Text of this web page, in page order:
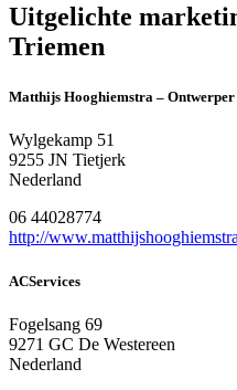
Uitgelichte
Triemen
Matthijs Hooghiemstra –
Wylgekamp 51
9255 JN Tietjerk
Nederland
06 44028774
http://
ACServices
Fogelsang 69
9271 GC De Westereen
Nederland